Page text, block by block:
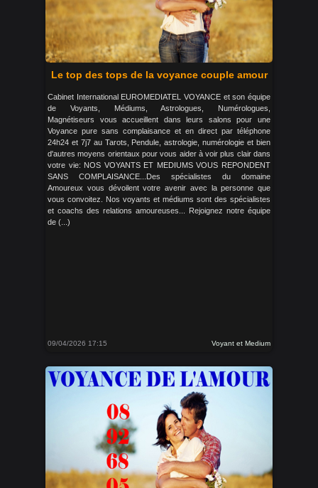
Le top des tops de la voyance couple amour
Cabinet International EUROMEDIATEL VOYANCE et son équipe
de Voyants, Médiums, Astrologues, Numérologues,
Magnétiseurs vous accueillent dans leurs salons pour une
Voyance pure sans complaisance et en direct par téléphone
24h24 et 7j7 au Tarots, Pendule, astrologie, numérologie et bien
d'autres moyens orientaux pour vous aider à voir plus clair dans
votre vie: NOS VOYANTS ET MEDIUMS VOUS REPONDENT
SANS COMPLAISANCE...Des spécialistes du domaine
Amoureux vous dévoilent votre avenir avec la personne que
vous convoitez. Nos voyants et médiums sont des spécialistes
et coachs des relations amoureuses... Rejoignez notre équipe
de (...)
09/04/2026 17:15 Voyant et Medium